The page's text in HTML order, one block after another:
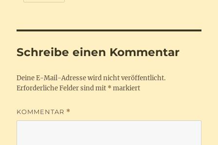
Schreibe einen Kommentar
Deine E-Mail-Adresse wird nicht veröffentlicht.
Erforderliche Felder sind mit * markiert
KOMMENTAR *